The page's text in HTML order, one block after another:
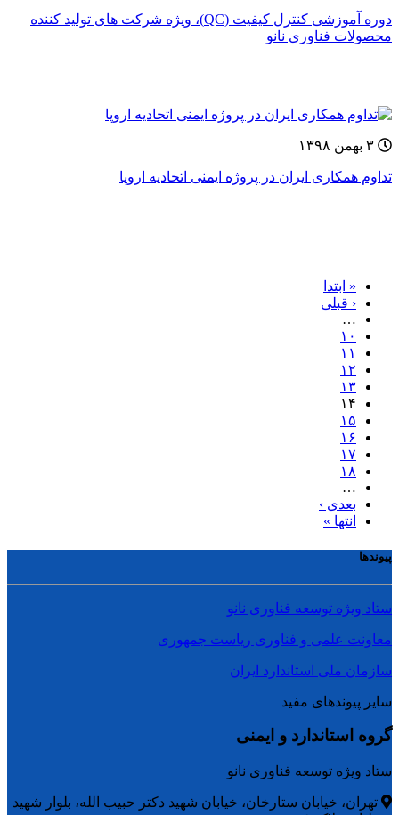
دوره آموزشی کنترل کیفیت (QC)، ویژه شرکت های تولید کننده
محصولات فناوری نانو
تداوم همکاری ایران در پروژه ایمنی اتحادیه اروپا
« ابتدا
‹ قبلی
…
۱۰
۱۱
۱۲
۱۳
۱۴
۱۵
۱۶
۱۷
۱۸
…
بعدی ›
انتها »
پیوندها
ستاد ویژه توسعه فناوری نانو
معاونت علمی و فناوری ریاست جمهوری
سازمان ملی استاندارد ایران
سایر پیوندهای مفید
گروه استاندارد و ایمنی
ستاد ویژه توسعه فناوری نانو
تهران، خیابان ستارخان، خیابان شهید دکتر حبیب الله، بلوار شهید